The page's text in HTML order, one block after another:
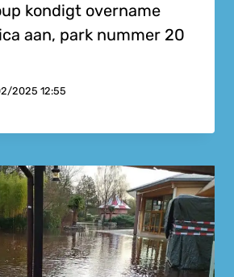
kondigt overname
aan, park nummer 20
2025 12:55